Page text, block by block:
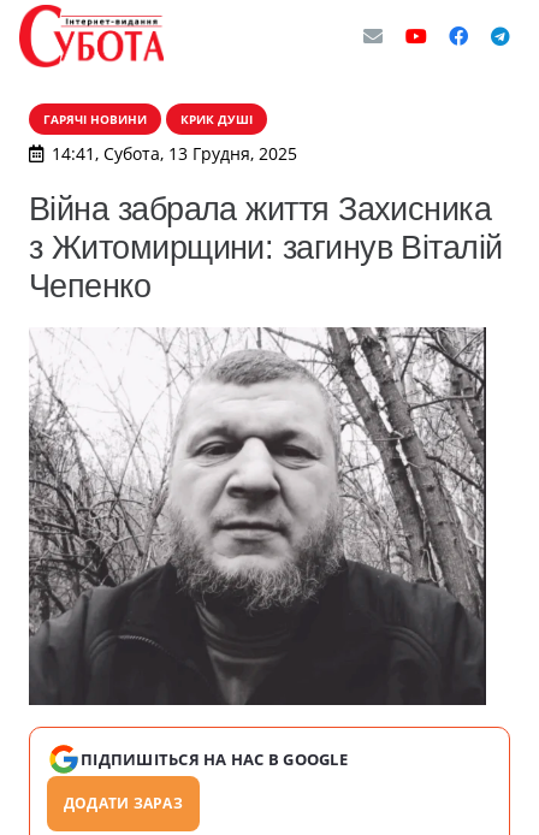
ГАРЯЧІ НОВИНИ КРИК ДУШІ
14:41, Субота, 13 Грудня, 2025
Війна забрала життя Захисника
з Житомирщини: загинув Віталій
Чепенко
ПІДПИШІТЬСЯ НА НАС В GOOGLE
ДОДАТИ ЗАРАЗ